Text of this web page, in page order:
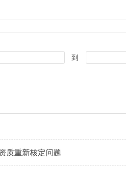
到
质重新核定问题